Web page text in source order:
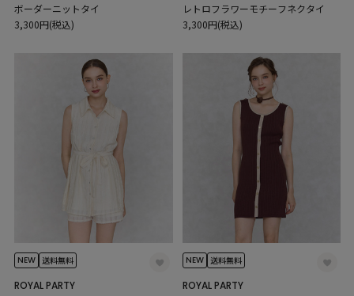
ボーダーニットタイ
3,300円(税込)
レトロフラワーモチーフネクタイ
3,300円(税込)
NEW 送料無料
ROYAL PARTY
NEW 送料無料
ROYAL PARTY